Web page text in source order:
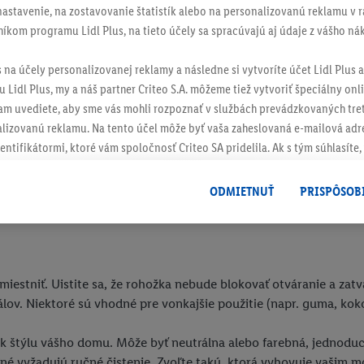
úzke priestory,stredné rohožkypre bežné použitie aveľké
v našom sortimente nájdete rohožku, ktorá bude dokonalým
dvere?
niekoľko faktorov:
Uistite sa, že rohožka nebude blokovať otváranie a
Niektoré sú vhodné pre vonkajšie použitie (napr. guma,
štýlu vášho domu. Môže byť neutrálna alebo farebná,
na zostavovanie štatistík alebo na personalizovanú reklamu v
programu Lidl Plus, na tieto účely sa spracúvajú aj údaje z vášho
účely personalizovanej reklamy a následne si vytvoríte účet Lidl Plus
Lidl Plus, my a náš partner Criteo S.A. môžeme tiež vytvoriť špeciálny
uvediete, aby sme vás mohli rozpoznať v službách prevádzkovaných
reklamu. Na tento účel môže byť vaša zaheslovaná e-mailová
ktoré vám spoločnosť Criteo SA pridelila. Ak s tým súhlasíte,
nie jeho zakúpením), sa môžu zobrazovať aj na rôznych zariadeniach a
možno priradiť niekoľko koncových zariadení alebo používanie viacerých
e-mailovej adresy a prípadne ďalších identifikátorov/
" môžete povoliť iba používanie potrebných technológií.
práve kedykoľvek odvolať súhlas s účinnosťou do budúcnosti
ODMIETNUŤ